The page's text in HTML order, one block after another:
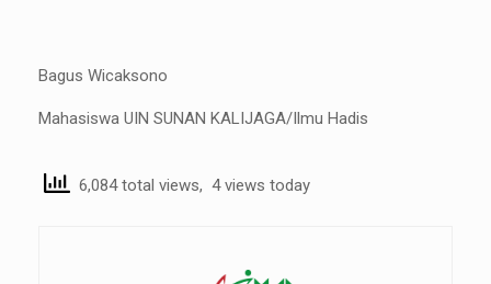
Bagus Wicaksono
Mahasiswa UIN SUNAN KALIJAGA/Ilmu Hadis
6,084 total views, 4 views today